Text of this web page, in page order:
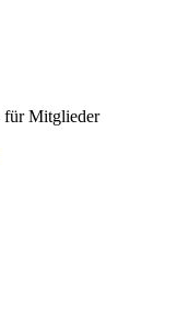
für Mitglieder